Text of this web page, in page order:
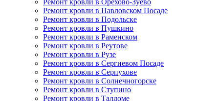
Ремонт кровли в Орехово-Зуево
Ремонт кровли в Павловском Посаде
Ремонт кровли в Подольске
Ремонт кровли в Пушкино
Ремонт кровли в Раменском
Ремонт кровли в Реутове
Ремонт кровли в Рузе
Ремонт кровли в Сергиевом Посаде
Ремонт кровли в Серпухове
Ремонт кровли в Солнечногорске
Ремонт кровли в Ступино
Ремонт кровли в Талдоме